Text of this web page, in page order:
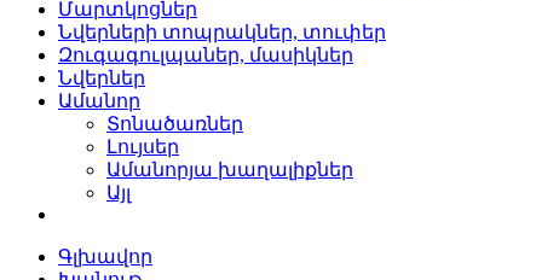
Մարտկոցներ
Նվերների տոպրակներ, տուփեր
Զուգագուլպաներ, մասիկներ
Նվերներ
Ամանոր
Տոնածառներ
Լույսեր
Ամանորյա խաղալիքներ
Այլ
Գլխավոր